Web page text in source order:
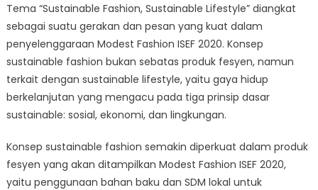
Tema “Sustainable Fashion, Sustainable Lifestyle” diangkat
sebagai suatu gerakan dan pesan yang kuat dalam
penyelenggaraan Modest Fashion ISEF 2020. Konsep
sustainable fashion bukan sebatas produk fesyen, namun
terkait dengan sustainable lifestyle, yaitu gaya hidup
berkelanjutan yang mengacu pada tiga prinsip dasar
sustainable: sosial, ekonomi, dan lingkungan.
Konsep sustainable fashion semakin diperkuat dalam produk
fesyen yang akan ditampilkan Modest Fashion ISEF 2020,
yaitu penggunaan bahan baku dan SDM lokal untuk